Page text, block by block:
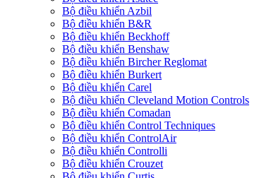
Bộ điều khiển Azbil
Bộ điều khiển B&R
Bộ điều khiển Beckhoff
Bộ điều khiển Benshaw
Bộ điều khiển Bircher Reglomat
Bộ điều khiển Burkert
Bộ điều khiển Carel
Bộ điều khiển Cleveland Motion Controls
Bộ điều khiển Comadan
Bộ điều khiển Control Techniques
Bộ điều khiển ControlAir
Bộ điều khiển Controlli
Bộ điều khiển Crouzet